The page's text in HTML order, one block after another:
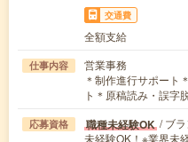
交通費
全額支給
仕事内容
営業事務
＊制作進行サポート
ト＊原稿読み・誤
応募資格 職種未経験OK / ブ
未経験OK！※業界未